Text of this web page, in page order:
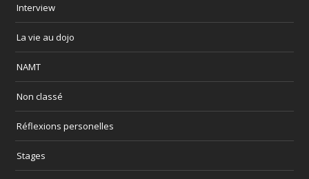
Interview
La vie au dojo
NAMT
Non classé
Réflexions personelles
Stages